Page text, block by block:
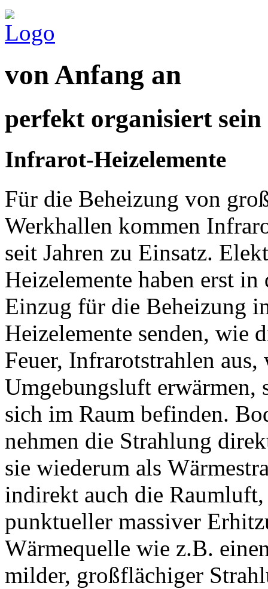
von Anfang an
perfekt organisiert sein
Infrarot-Heizelemente
Für die Beheizung von
Werkhallen kommen
seit Jahren zu Einsatz.
Heizelemente haben erst
Einzug für die Beheizung
Heizelemente senden, wie
Feuer, Infrarotstrahlen
Umgebungsluft erwärmen,
sich im Raum befinden.
nehmen die Strahlung
sie wiederum als
indirekt auch die
punktueller massiver
Wärmequelle wie z.B.
milder, großflächiger